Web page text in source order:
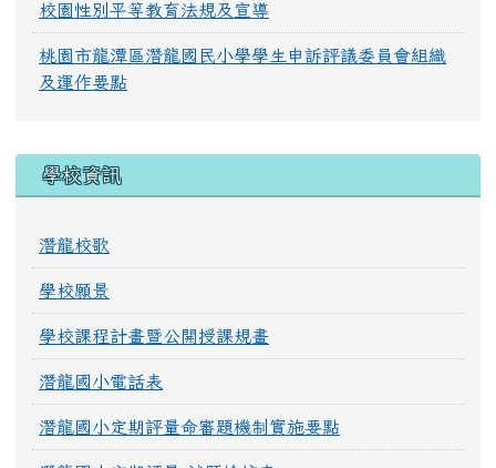
校園性別平等教育法規及宣導
桃園市龍潭區潛龍國民小學學生申訴評議委員會組織
及運作要點
學校資訊
潛龍校歌
學校願景
學校課程計畫暨公開授課規畫
潛龍國小電話表
潛龍國小定期評量命審題機制實施要點